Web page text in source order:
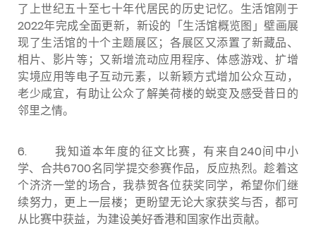
了上世纪五十至七十年代居民的历史记忆。生活馆刚于
2022年完成全面更新，新设的「生活馆概览图」壁画展
现了生活馆的十个主题展区；各展区又添置了新藏品、
相片、影片等；又新增流动应用程序、体感游戏、扩增
实境应用等电子互动元素，以新颖方式增加公众互动，
老少咸宜，有助让公众了解美荷楼的蜕变及感受昔日的
邻里之情。
6.
我知道本年度的征文比赛，有来自240间中小
学、合共6700名同学提交参赛作品，反应热烈。趁着这
个济济一堂的场合，我恭贺各位获奖同学，希望你们继
续努力，更上一层楼；更盼望无论大家获奖与否，都可
从比赛中获益，为建设美好香港和国家作出贡献。